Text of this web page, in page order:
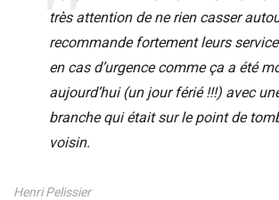
très attention de ne rien casser
recommande fortement leurs
en cas d’urgence comme ça a été
aujourd’hui (un jour férié !!!) avec
branche qui était sur le point de
voisin.
Henri Pelissier